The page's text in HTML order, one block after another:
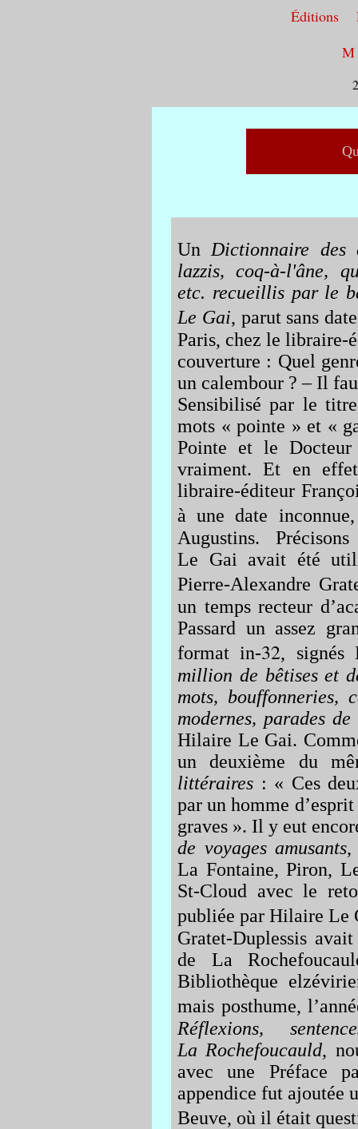
Éditions
M
Un Dictionnaire des
lazzis, coq-à-l'âne,
etc. recueillis par le
Le Gai, parut sans
Paris, chez le libraire-
couverture : Quel
un calembour ? – Il
Sensibilisé par le
mots « pointe » et «
Pointe et le Docteur
vraiment. Et en
libraire-éditeur
à une date
Augustins.
Le Gai avait été
Pierre-Alexandre
un temps recteur
Passard un assez
format in-32,
million de bêtises et
mots, bouffonneries,
modernes, parades
Hilaire Le Gai.
un deuxième du
littéraires : « Ces
par un homme
graves ». Il y eut
de voyages amusants,
La Fontaine, Piron,
St-Cloud avec le
publiée par Hilaire Le
Gratet-Duplessis
de La
Bibliothèque
mais posthume,
Réflexions,
La Rochefoucauld,
avec une Préface
appendice fut ajoutée
Beuve, où il était